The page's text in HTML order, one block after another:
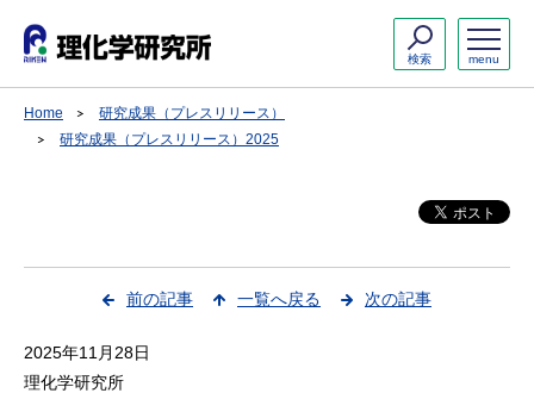
menu
検索
Home
研究成果（プレスリリース）
研究成果（プレスリリース）2025
前の記事 一覧へ戻る 次の記事
2025年11月28日
理化学研究所